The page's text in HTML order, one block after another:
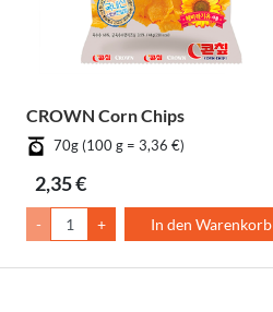
CROWN Corn Chips
70g (100 g = 3,36 €)
2,35 €
- + In den Warenkorb